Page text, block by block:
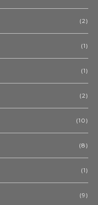
(2)
(1)
(1)
(2)
(10)
(8)
(1)
(9)